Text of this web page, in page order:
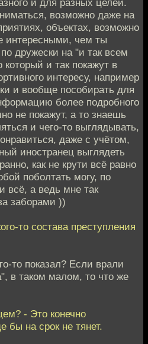
возможно даже на
объектах, возможно
интересными, чем ты
дружески на "и так всем
и так покажут в
интересу, например
и вообще пособирать для
более подробного
не покажут, а то знаешь
и чего-то выглядывать,
даже с учётом,
иностранец выглядеть
как не крути всё равно
поболтать могу, по
всё, а ведь мне так
заборами ))
то состава преступления
то показал? Если врали
в таком малом, то что же
- Это конечно
бы на срок не тянет.